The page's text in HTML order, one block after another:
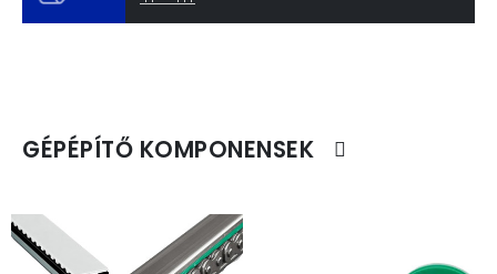
GÉPÉPÍTŐ KOMPONENSEK